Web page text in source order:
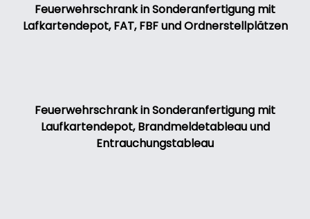
Feuerwehrschrank in Sonderanfertigung mit
Lafkartendepot, FAT, FBF und Ordnerstellplätzen
Feuerwehrschrank in Sonderanfertigung mit
Laufkartendepot, Brandmeldetableau und
Entrauchungstableau